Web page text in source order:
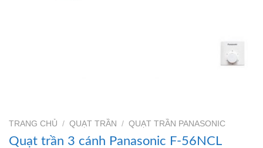
TRANG CHỦ / QUẠT TRẦN / QUẠT TRẦN PANASONIC
Quạt trần 3 cánh Panasonic F-56NCL